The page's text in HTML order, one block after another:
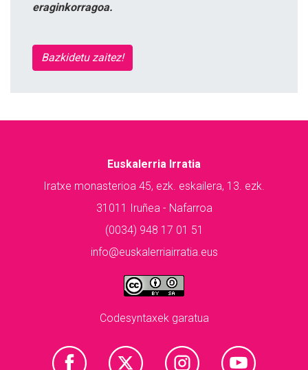
eraginkorragoa.
Bazkidetu zaitez!
Euskalerria Irratia
Iratxe monasterioa 45, ezk. eskailera, 13. ezk.
31011 Iruñea - Nafarroa
(0034) 948 17 01 51
info@euskalerriairratia.eus
Codesyntaxek garatua